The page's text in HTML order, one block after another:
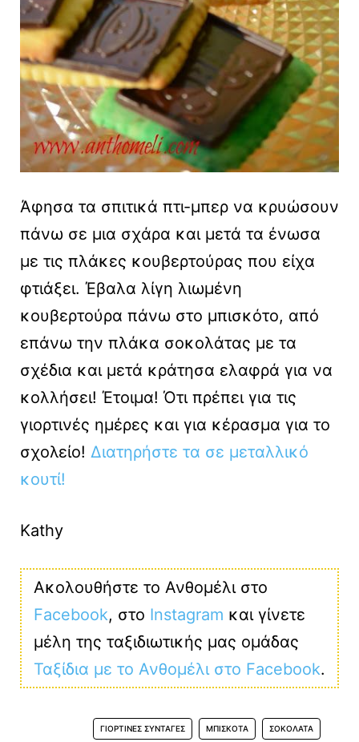
Άφησα τα σπιτικά πτι-μπερ να κρυώσουν
πάνω σε μια σχάρα και μετά τα ένωσα
με τις πλάκες κουβερτούρας που είχα
φτιάξει. Έβαλα λίγη λιωμένη
κουβερτούρα πάνω στο μπισκότο, από
επάνω την πλάκα σοκολάτας με τα
σχέδια και μετά κράτησα ελαφρά για να
κολλήσει! Έτοιμα! Ότι πρέπει για τις
γιορτινές ημέρες και για κέρασμα για το
σχολείο! Διατηρήστε τα σε μεταλλικό
κουτί!
Kathy
Ακολουθήστε το Ανθομέλι στο
Facebook, στο Instagram και γίνετε
μέλη της ταξιδιωτικής μας ομάδας
Ταξίδια με το Ανθομέλι στο Facebook.
ΓΙΟΡΤΙΝΈΣ ΣΥΝΤΑΓΈΣ ΜΠΙΣΚΌΤΑ ΣΟΚΟΛΆΤΑ